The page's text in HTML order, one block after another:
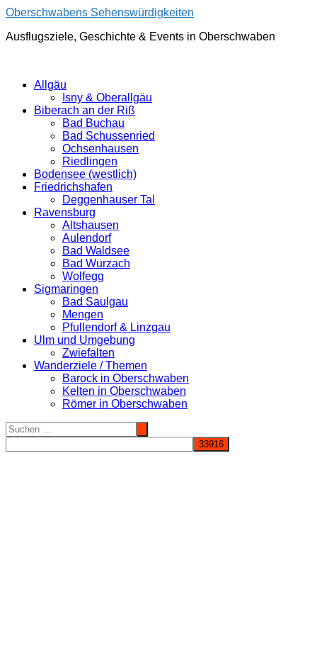
Oberschwabens Sehenswürdigkeiten
Ausflugsziele, Geschichte & Events in Oberschwaben
Allgäu
Isny & Oberallgäu
Biberach an der Riß
Bad Buchau
Bad Schussenried
Ochsenhausen
Riedlingen
Bodensee (westlich)
Friedrichshafen
Deggenhauser Tal
Ravensburg
Altshausen
Aulendorf
Bad Waldsee
Bad Wurzach
Wolfegg
Sigmaringen
Bad Saulgau
Mengen
Pfullendorf & Linzgau
Ulm und Umgebung
Zwiefalten
Wanderziele / Themen
Barock in Oberschwaben
Kelten in Oberschwaben
Römer in Oberschwaben